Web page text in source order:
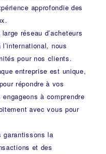
approfondie des
réseau d’acheteurs
nous
pour nos clients.
entreprise est unique,
répondre à vos
à comprendre
avec vous pour
garantissons la
et des